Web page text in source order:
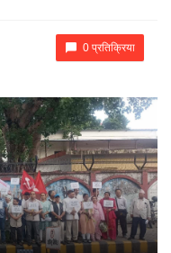
0 प्रतिक्रिया